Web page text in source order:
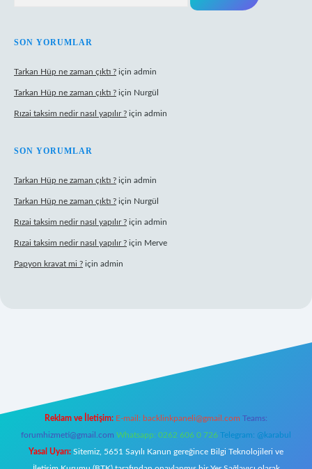
SON YORUMLAR
Tarkan Hüp ne zaman çıktı ? için admin
Tarkan Hüp ne zaman çıktı ? için Nurgül
Rızai taksim nedir nasıl yapılır ? için admin
SON YORUMLAR
Tarkan Hüp ne zaman çıktı ? için admin
Tarkan Hüp ne zaman çıktı ? için Nurgül
Rızai taksim nedir nasıl yapılır ? için admin
Rızai taksim nedir nasıl yapılır ? için Merve
Papyon kravat mi ? için admin
m elexbet
Reklam ve İletişim: E-mail: backlinkpaneli@gmail.com Teams:
forumhizmeti@gmail.com Whatsapp: 0262 606 0 726 Telegram: @karabul
Yasal Uyarı: Sitemiz, 5651 Sayılı Kanun gereğince Bilgi Teknolojileri ve